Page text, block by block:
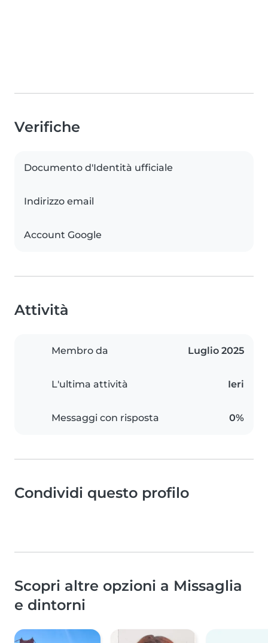
Verifiche
Documento d'Identità ufficiale
Indirizzo email
Account Google
Attività
Membro da Luglio 2025
L'ultima attività Ieri
Messaggi con risposta 0%
Condividi questo profilo
Scopri altre opzioni a Missaglia
e dintorni